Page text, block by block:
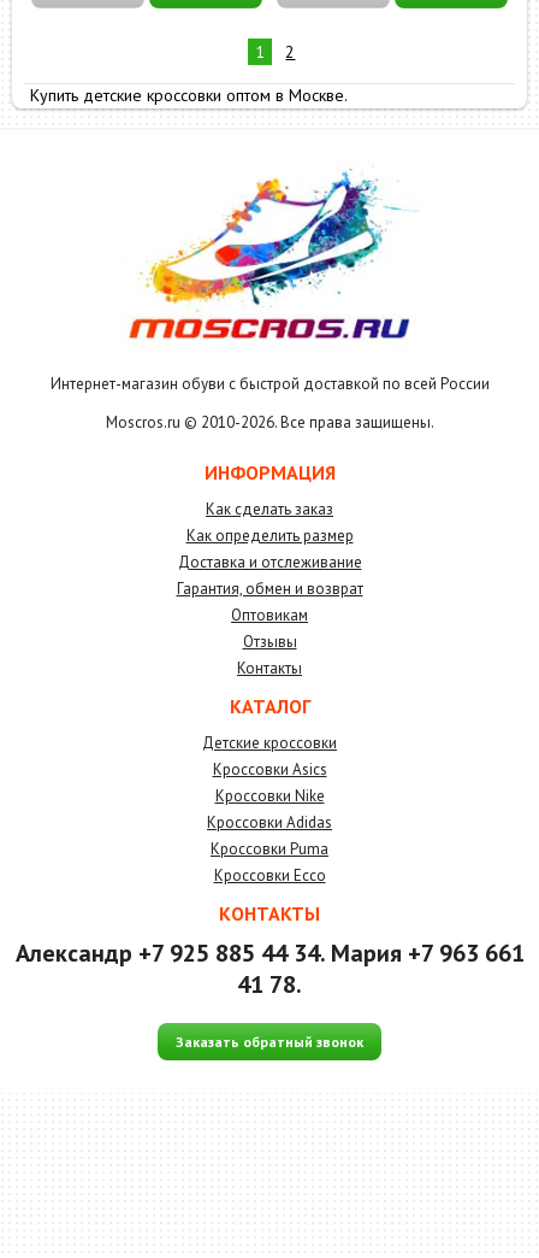
1
2
Купить детские кроссовки оптом в Москве.
Интернет-магазин обуви с быстрой доставкой по всей России
Moscros.ru © 2010-2026. Все права защищены.
ИНФОРМАЦИЯ
Как сделать заказ
Как определить размер
Доставка и отслеживание
Гарантия, обмен и возврат
Оптовикам
Отзывы
Контакты
КАТАЛОГ
Детские кроссовки
Кроссовки Asics
Кроссовки Nike
Кроссовки Adidas
Кроссовки Puma
Кроссовки Ecco
КОНТАКТЫ
Александр +7 925 885 44 34. Мария +7 963 661
41 78.
Заказать обратный звонок